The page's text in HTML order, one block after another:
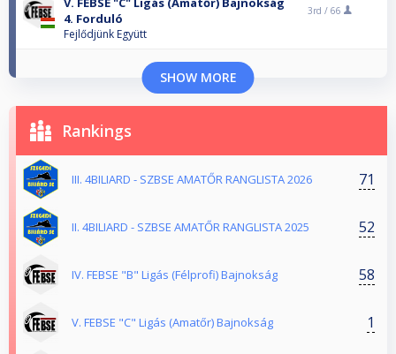
4. Forduló
Fejlődjünk Együtt
3rd / 66
SHOW MORE
Rankings
III. 4BILIARD - SZBSE AMATŐR RANGLISTA 2026 71
II. 4BILIARD - SZBSE AMATŐR RANGLISTA 2025 52
IV. FEBSE "B" Ligás (Félprofi) Bajnokság 58
V. FEBSE "C" Ligás (Amatőr) Bajnokság 1